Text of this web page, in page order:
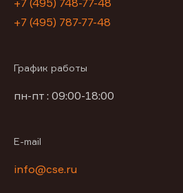
+7 (495) 748-77-48
+7 (495) 787-77-48
График работы
пн-пт : 09:00-18:00
E-mail
info@cse.ru